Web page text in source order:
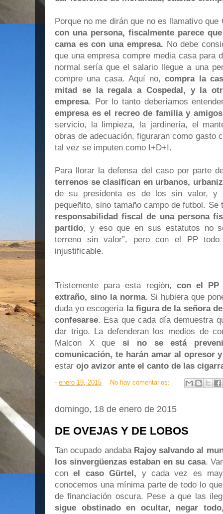
Porque no me dirán que no es llamativo
con una persona, fiscalmente parece
cama es con una empresa. No debe
que una empresa compre media casa para
normal sería que el salario llegue a una
compre una casa. Aquí no,compra la
mitad se la regala a Cospedal, y la
empresa. Por lo tanto deberíamos
empresa es el recreo de familia y amigos
servicio, la limpieza, la jardinería, el
obras de adecuación, figuraran como gasto
tal vez se imputen como I+D+I.
Para llorar la defensa del caso por parte
terrenos se clasifican en urbanos,
de su presidenta es de los sin valor, y
pequeñito, sino tamaño campo de futbol.
responsabilidad fiscal de una persona
partido, y eso que en sus estatutos no
terreno sin valor”, pero con el PP
injustificable.
Tristemente para esta región, con el PP
extraño, sino la norma. Si hubiera que
duda yo escogería la figura de la señora
confesarse. Esa que cada día demuestra
dar trigo. La defenderan los medios de
Malcon X quesi no se está
comunicación, te harán amar al opresor
estar ojo avizor ante el canto de las
- enero 19, 2015 No hay comentarios:
domingo, 18 de enero de 2015
DE OVEJAS Y DE LOBOS
Tan ocupado andaba Rajoy salvando al
los sinvergüenzas estaban en su casa.
conel caso Gürtel, y cada vez es
conocemos una mínima parte de todo lo
de financiación oscura. Pese a que las
sigue obstinado en ocultar, negar